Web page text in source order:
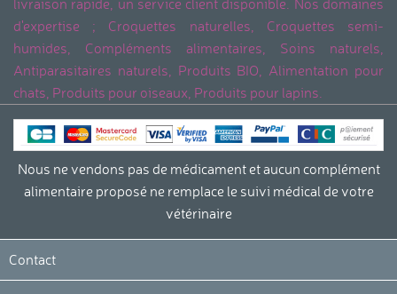
livraison rapide, un service client disponible. Nos domaines
d'expertise ; Croquettes naturelles, Croquettes semi-
humides, Compléments alimentaires, Soins naturels,
Antiparasitaires naturels, Produits BIO, Alimentation pour
chats, Produits pour oiseaux, Produits pour lapins.
Nous ne vendons pas de médicament et aucun complément
alimentaire proposé ne remplace le suivi médical de votre
vétérinaire
Contact